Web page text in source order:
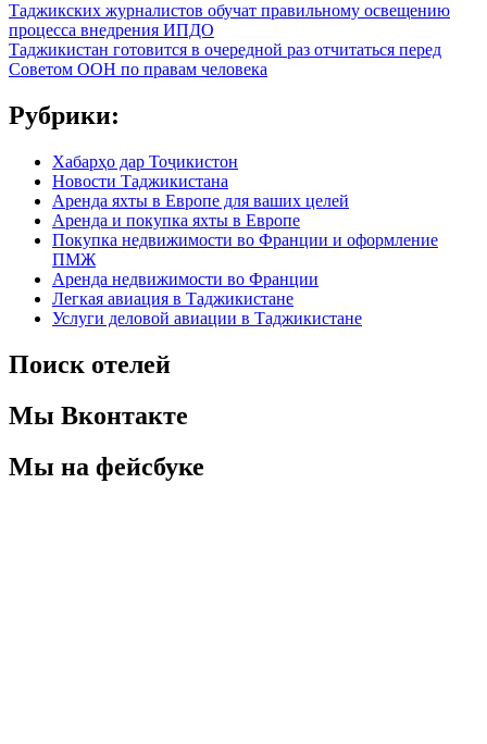
Таджикских журналистов обучат правильному освещению
процесса внедрения ИПДО
Таджикистан готовится в очередной раз отчитаться перед
Советом ООН по правам человека
Рубрики:
Хабарҳо дар Тоҷикистон
Новости Таджикистана
Аренда яхты в Европе для ваших целей
Аренда и покупка яхты в Европе
Покупка недвижимости во Франции и оформление
ПМЖ
Аренда недвижимости во Франции
Легкая авиация в Таджикистане
Услуги деловой авиации в Таджикистане
Поиск отелей
Мы Вконтакте
Мы на фейсбуке